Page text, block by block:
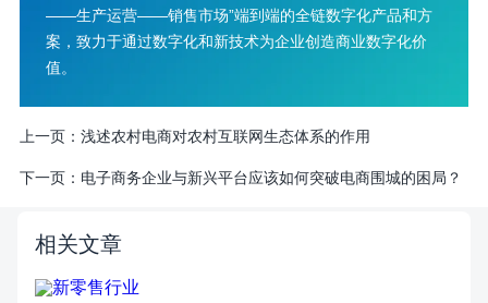
——生产运营——销售市场”端到端的全链数字化产品和方
案，致力于通过数字化和新技术为企业创造商业数字化价
值。
上一页： 浅述农村电商对农村互联网生态体系的作用
下一页： 电子商务企业与新兴平台应该如何突破电商围城的困局？
相关文章